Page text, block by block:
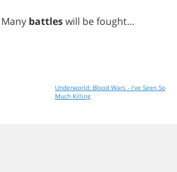
Many battleswill befought...
Underworld: Blood Wars - I've Seen So
Much Killing